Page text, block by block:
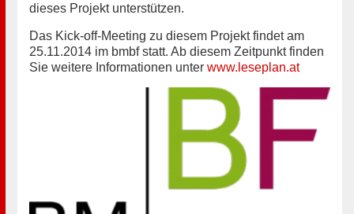
dieses Projekt unterstützen.
Das Kick-off-Meeting zu diesem Projekt findet am
25.11.2014 im bmbf statt. Ab diesem Zeitpunkt finden
Sie weitere Informationen unter www.leseplan.at